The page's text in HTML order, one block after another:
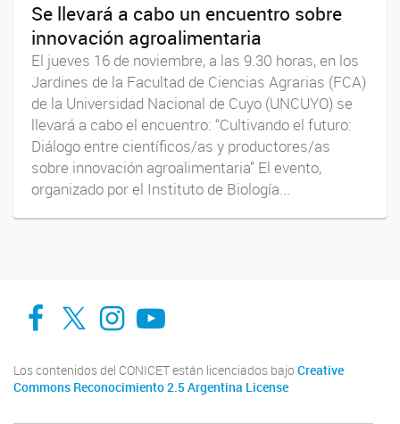
Se llevará a cabo un encuentro sobre
innovación agroalimentaria
El jueves 16 de noviembre, a las 9.30 horas, en los
Jardines de la Facultad de Ciencias Agrarias (FCA)
de la Universidad Nacional de Cuyo (UNCUYO) se
llevará a cabo el encuentro: “Cultivando el futuro:
Diálogo entre científicos/as y productores/as
sobre innovación agroalimentaria” El evento,
organizado por el Instituto de Biología...
Facebook
Twitter
Instagram
Youtube
Los contenidos del CONICET están licenciados bajo Creative
Commons Reconocimiento 2.5 Argentina License